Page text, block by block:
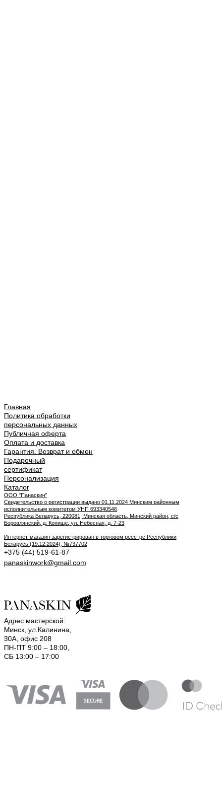
Главная
Политика обработки
персональных данных
Публичная оферта
Оплата и доставка
Гарантия. Возврат и обмен
Подарочный
сертификат
Персонализация
Каталог
ООО "Панаскин"
Свидетельство о регистрации выдано 01.11.2024 Минским районным
исполнительным комитетом УНП 693340546
Республика Беларусь, 220081, Минская область, Минский район, с/с
Боровлянский, д. Копище, ул. Небесная, д. 7-23
Интернет-магазин зарегистрирован в торговом реестре Республики
Беларусь (19.12.2024), №737702
+375 (44) 519-61-87
panaskinwork@gmail.com
Адрес мастерской:
Минск, ул.Калинина,
30А, офис 208
ПН-ПТ 9:00 – 18:00,
СБ 13:00 – 17:00